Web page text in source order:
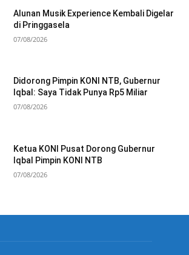
Alunan Musik Experience Kembali Digelar
di Pringgasela
07/08/2026
Didorong Pimpin KONI NTB, Gubernur
Iqbal: Saya Tidak Punya Rp5 Miliar
07/08/2026
Ketua KONI Pusat Dorong Gubernur
Iqbal Pimpin KONI NTB
07/08/2026